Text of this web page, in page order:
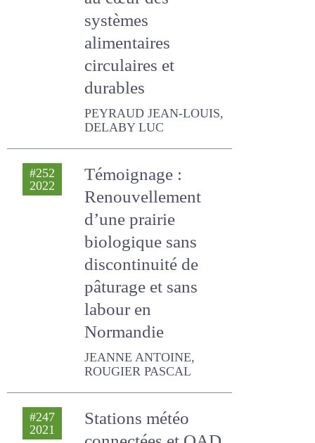
Edito : Les prairies
au cœur des
systèmes
alimentaires
durables
PEYRAUD JEAN-LOUIS,
DELABY LUC
Témoignage :
Renouvellement
d’une prairie
biologique sans
discontinuité de
pâturage et sans
Normandie
JEANNE ANTOINE, ROUGIER
PASCAL